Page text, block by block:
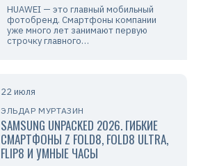
HUAWEI — это главный мобильный
фотобренд. Смартфоны компании
уже много лет занимают первую
строчку главного…
22 июля
ЭЛЬДАР МУРТАЗИН
SAMSUNG UNPACKED 2026. ГИБКИЕ
СМАРТФОНЫ Z FOLD8, FOLD8 ULTRA,
FLIP8 И УМНЫЕ ЧАСЫ